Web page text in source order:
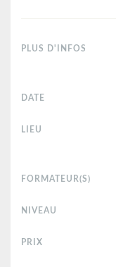
PLUS D'INFOS
DATE
LIEU
FORMATEUR(S)
NIVEAU
PRIX